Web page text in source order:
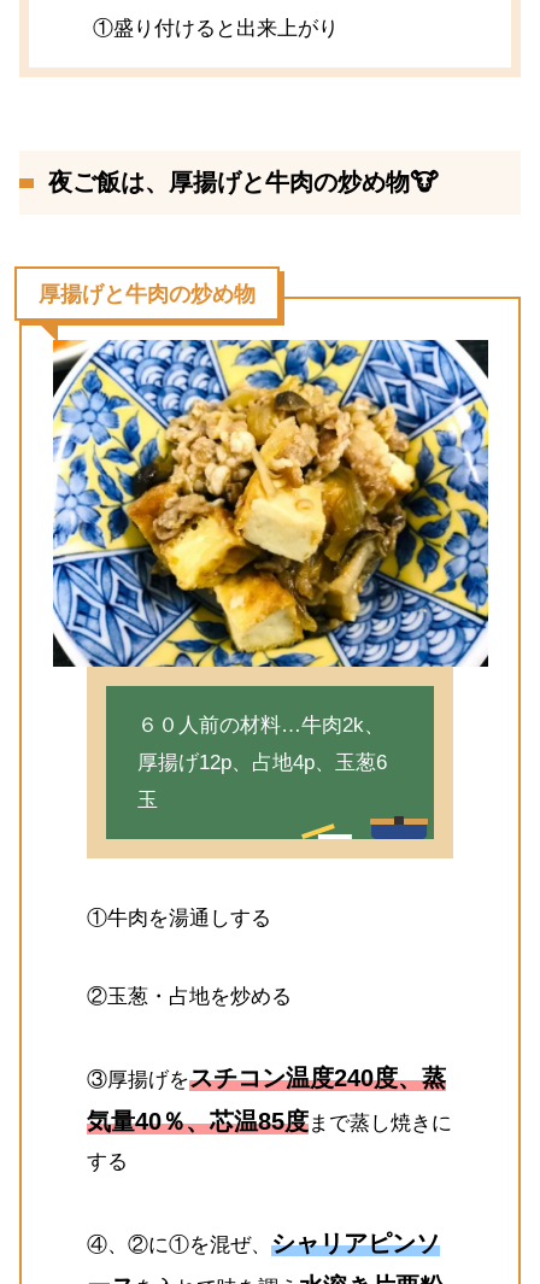
①盛り付けると出来上がり
夜ご飯は、厚揚げと牛肉の炒め物🐮
厚揚げと牛肉の炒め物
６０人前の材料…牛肉2k、
厚揚げ12p、占地4p、玉葱6
玉
①牛肉を湯通しする
②玉葱・占地を炒める
③厚揚げをスチコン温度240度、蒸
気量40％、芯温85度まで蒸し焼きに
する
④、②に①を混ぜ、シャリアピンソ